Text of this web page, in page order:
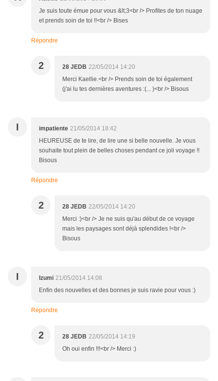
Je suis toute émue pour vous &lt;3<br /> Profites de ton nuage
et prends soin de toi !!<br /> Bises
Répondre
2 28 JEDB 22/05/2014 14:20
Merci Kaellie.<br /> Prends soin de toi également
(j'ai lu tes dernières aventures :(... )<br /> Bisous
I impatiente 21/05/2014 18:42
HEUREUSE de te lire, de lire une si belle nouvelle. Je vous
souhaite tout plein de belles choses pendant ce joli voyage !!
Bisous
Répondre
2 28 JEDB 22/05/2014 14:20
Merci :)<br /> Je ne suis qu'au début de ce voyage
mais les paysages sont déjà splendides !<br />
Bisous
I Izumi 21/05/2014 14:08
Enfin des nouvelles et des bonnes je suis ravie pour vous :)
Répondre
2 28 JEDB 22/05/2014 14:19
Oh oui enfin !!!<br /> Merci :)